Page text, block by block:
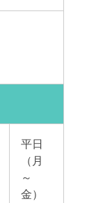
平日
（月
～
金）